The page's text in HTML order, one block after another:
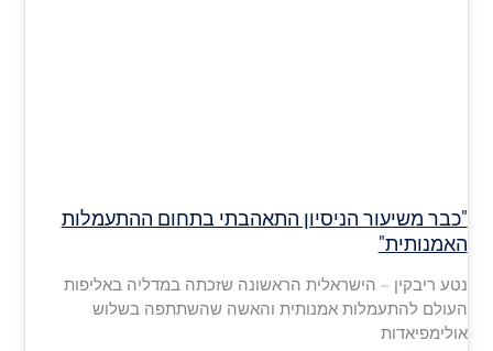
"כבר משיעור הניסיון התאהבתי בתחום ההתעמלות
האמנותית"
נטע ריבקין – הישראלית הראשונה שזכתה במדליה באליפות
העולם להתעמלות אמנותית והאשה שהשתתפה בשלוש
אולימפיאדות